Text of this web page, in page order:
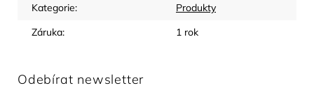
Kategorie:
Produkty
Záruka: 1 rok
Odebírat newsletter